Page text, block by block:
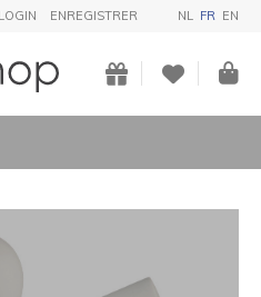
LOGIN ENREGISTRER NL FR EN